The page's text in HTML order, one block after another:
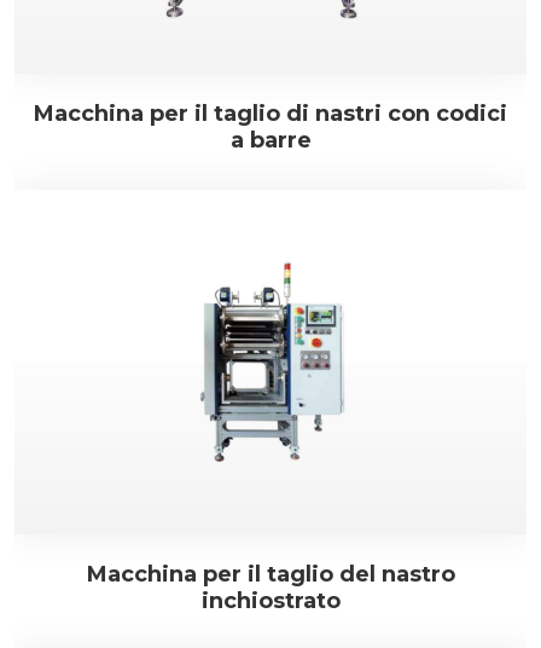
Macchina per il taglio di nastri con codici
a barre
Macchina per il taglio del nastro
inchiostrato